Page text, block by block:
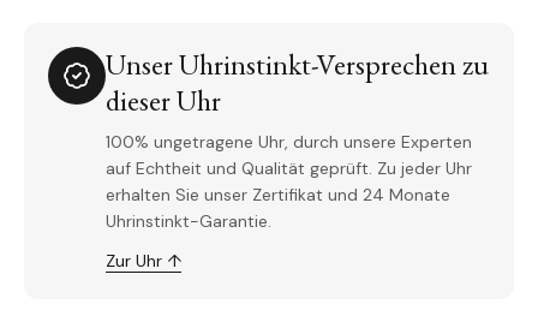
Unser Uhrinstinkt-Versprechen zu
dieser Uhr
100% ungetragene Uhr, durch unsere Experten
auf Echtheit und Qualität geprüft. Zu jeder Uhr
erhalten Sie unser Zertifikat und 24 Monate
Uhrinstinkt-Garantie.
Zur Uhr ↑